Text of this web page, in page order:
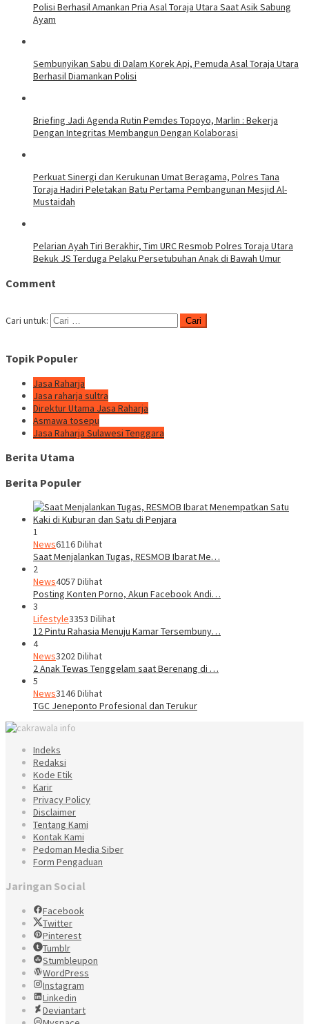
Polisi Berhasil Amankan Pria Asal Toraja Utara Saat Asik Sabung
Ayam
Sembunyikan Sabu di Dalam Korek Api, Pemuda Asal Toraja Utara
Berhasil Diamankan Polisi
Briefing Jadi Agenda Rutin Pemdes Topoyo, Marlin : Bekerja
Dengan Integritas Membangun Dengan Kolaborasi
Perkuat Sinergi dan Kerukunan Umat Beragama, Polres Tana
Toraja Hadiri Peletakan Batu Pertama Pembangunan Mesjid Al-
Mustaidah
Pelarian Ayah Tiri Berakhir, Tim URC Resmob Polres Toraja Utara
Bekuk JS Terduga Pelaku Persetubuhan Anak di Bawah Umur
Comment
Cari untuk:
Topik Populer
Jasa Raharja
Jasa raharja sultra
Direktur Utama Jasa Raharja
Asmawa tosepu
Jasa Raharja Sulawesi Tenggara
Berita Utama
Berita Populer
1
News6116 Dilihat
Saat Menjalankan Tugas, RESMOB Ibarat Me…
2
News4057 Dilihat
Posting Konten Porno, Akun Facebook Andi…
3
Lifestyle3353 Dilihat
12 Pintu Rahasia Menuju Kamar Tersembuny…
4
News3202 Dilihat
2 Anak Tewas Tenggelam saat Berenang di …
5
News3146 Dilihat
TGC Jeneponto Profesional dan Terukur
Indeks
Redaksi
Kode Etik
Karir
Privacy Policy
Disclaimer
Tentang Kami
Kontak Kami
Pedoman Media Siber
Form Pengaduan
Jaringan Social
Facebook
Twitter
Pinterest
Tumblr
Stumbleupon
WordPress
Instagram
Linkedin
Deviantart